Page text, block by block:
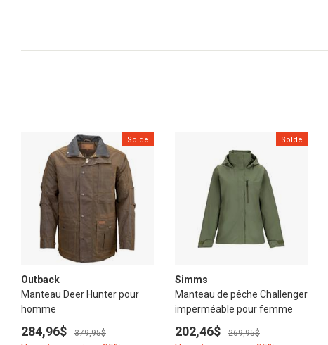
Solde
Outback
Manteau Deer Hunter pour
homme
284,96$ 379,95$
Solde
Simms
Manteau de pêche Challenger
imperméable pour femme
202,46$ 269,95$